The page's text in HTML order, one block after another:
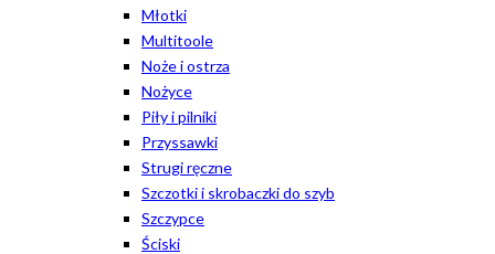
Młotki
Multitoole
Noże i ostrza
Nożyce
Piły i pilniki
Przyssawki
Strugi ręczne
Szczotki i skrobaczki do szyb
Szczypce
Ściski